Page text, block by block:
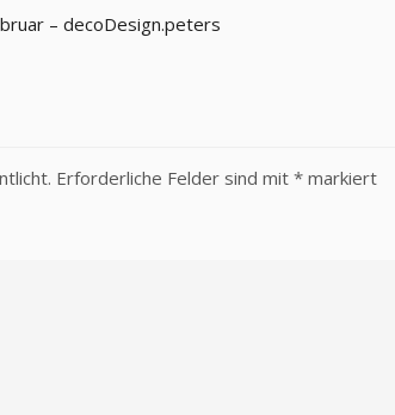
– decoDesign.peters
Erforderliche Felder sind mit * markiert